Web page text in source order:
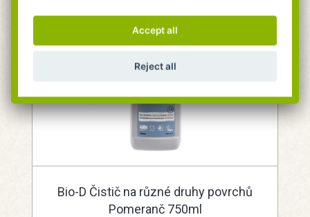
Bio-D Čistič na různé druhy povrchů
Pomeranč 750ml
Accept all
Reject all